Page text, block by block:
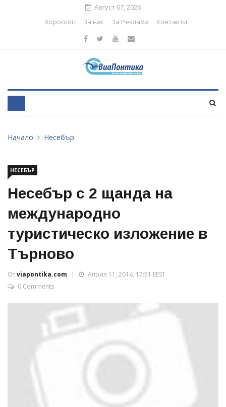
Август 07, 2026
Хороскоп
За нас За Реклама Контакти
Начало Несебър
НЕСЕБЪР
Несебър с 2 щанда на
международно
туристическо изложение в
Търново
Отviapontika.com
Април 11, 2014, 17:51 EEST
0 Comments